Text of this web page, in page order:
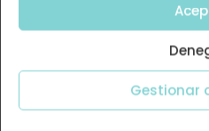
Gestionar